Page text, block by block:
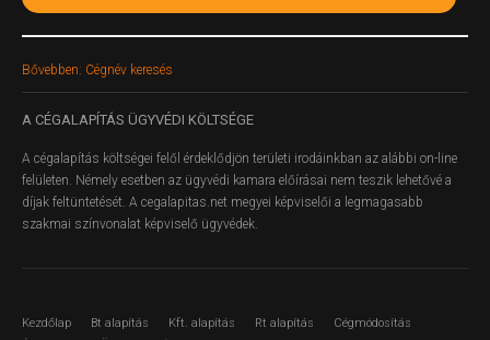
Bővebben: Cégnév keresés
A CÉGALAPÍTÁS ÜGYVÉDI KÖLTSÉGE
A cégalapítás költségei felől érdeklődjön területi irodáinkban az alábbi on-line
felületen. Némely esetben az ügyvédi kamara előírásai nem teszik lehetővé a
díjak feltüntetését. A cegalapitas.net megyei képviselői a legmagasabb
szakmai színvonalat képviselő ügyvédek.
Kezdőlap Bt alapítás Kft. alapítás Rt alapítás
Cégmódosítás